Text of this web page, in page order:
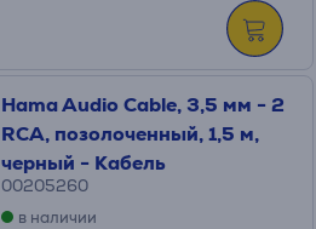
Hama Audio Cable, 3,5 мм - 2
RCA, позолоченный, 1,5 м,
черный - Кабель
00205260
в наличии